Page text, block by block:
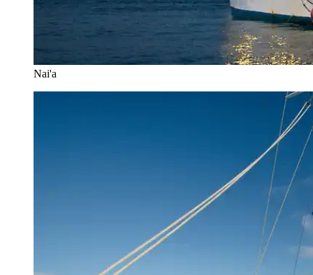
Nai'a